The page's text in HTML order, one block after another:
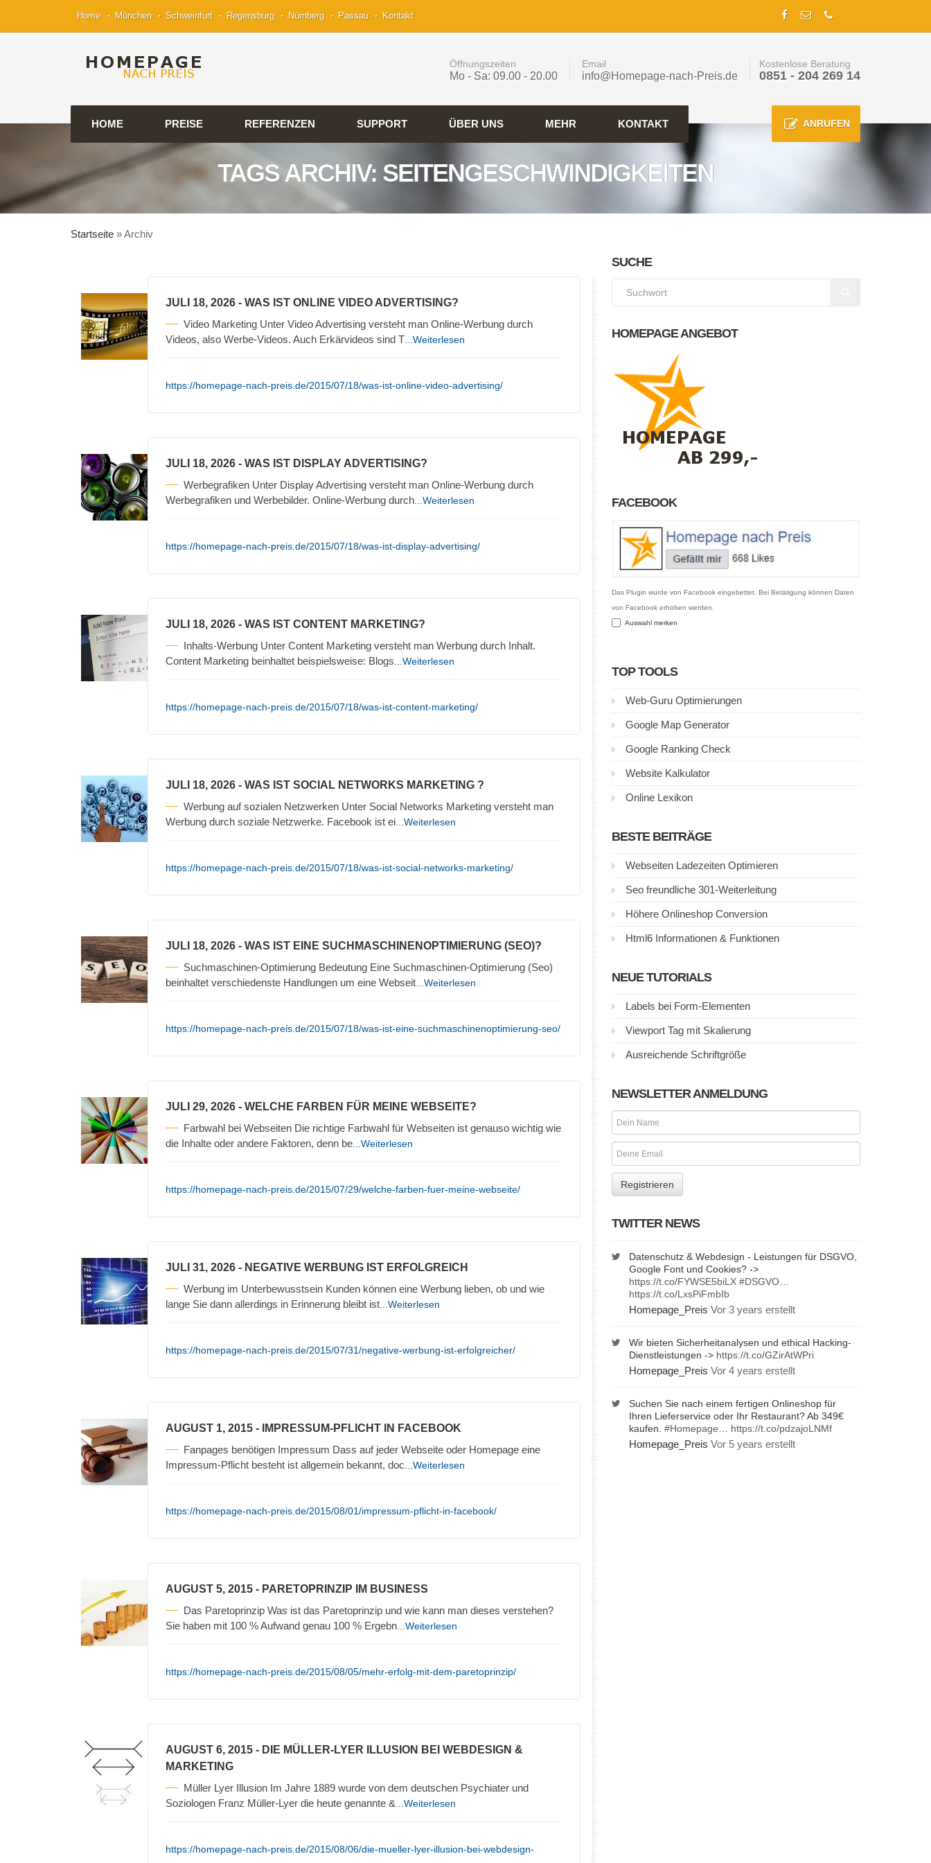
Home München Schweinfurt Regensburg Nürnberg Passau Kontakt
Öffnungszeiten
Mo - Sa: 09.00 - 20.00
Email
info@Homepage-nach-Preis.de
Kostenlose Beratung
0851 - 204 269 14
HOME PREISE REFERENZEN SUPPORT ÜBER UNS MEHR KONTAKT ANRUFEN
TAGS ARCHIV: SEITENGESCHWINDIGKEITEN
Startseite »Archiv
JULI 18, 2026 - WAS IST ONLINE VIDEO ADVERTISING?
Video Marketing Unter Video Advertising versteht man Online-Werbung durch
Videos, also Werbe-Videos. Auch Erkärvideos sind T ...Weiterlesen
https://homepage-nach-preis.de/2015/07/18/was-ist-online-video-advertising/
JULI 18, 2026 - WAS IST DISPLAY ADVERTISING?
Werbegrafiken Unter Display Advertising versteht man Online-Werbung durch
Werbegrafiken und Werbebilder. Online-Werbung durch ...Weiterlesen
https://homepage-nach-preis.de/2015/07/18/was-ist-display-advertising/
JULI 18, 2026 - WAS IST CONTENT MARKETING?
Inhalts-Werbung Unter Content Marketing versteht man Werbung durch Inhalt.
Content Marketing beinhaltet beispielsweise: Blogs ...Weiterlesen
https://homepage-nach-preis.de/2015/07/18/was-ist-content-marketing/
JULI 18, 2026 - WAS IST SOCIAL NETWORKS MARKETING ?
Werbung auf sozialen Netzwerken Unter Social Networks Marketing versteht man
Werbung durch soziale Netzwerke. Facebook ist ei ...Weiterlesen
https://homepage-nach-preis.de/2015/07/18/was-ist-social-networks-marketing/
JULI 18, 2026 - WAS IST EINE SUCHMASCHINENOPTIMIERUNG (SEO)?
Suchmaschinen-Optimierung Bedeutung Eine Suchmaschinen-Optimierung (Seo)
beinhaltet verschiedenste Handlungen um eine Webseit ...Weiterlesen
https://homepage-nach-preis.de/2015/07/18/was-ist-eine-suchmaschinenoptimierung-seo/
JULI 29, 2026 - WELCHE FARBEN FÜR MEINE WEBSEITE?
Farbwahl bei Webseiten Die richtige Farbwahl für Webseiten ist genauso wichtig wie
die Inhalte oder andere Faktoren, denn be ...Weiterlesen
https://homepage-nach-preis.de/2015/07/29/welche-farben-fuer-meine-webseite/
JULI 31, 2026 - NEGATIVE WERBUNG IST ERFOLGREICH
Werbung im Unterbewusstsein Kunden können eine Werbung lieben, ob und wie
lange Sie dann allerdings in Erinnerung bleibt ist ...Weiterlesen
https://homepage-nach-preis.de/2015/07/31/negative-werbung-ist-erfolgreicher/
AUGUST 1, 2015 - IMPRESSUM-PFLICHT IN FACEBOOK
Fanpages benötigen Impressum Dass auf jeder Webseite oder Homepage eine
Impressum-Pflicht besteht ist allgemein bekannt, doc ...Weiterlesen
https://homepage-nach-preis.de/2015/08/01/impressum-pflicht-in-facebook/
AUGUST 5, 2015 - PARETOPRINZIP IM BUSINESS
Das Paretoprinzip Was ist das Paretoprinzip und wie kann man dieses verstehen?
Sie haben mit 100 % Aufwand genau 100 % Ergebn ...Weiterlesen
https://homepage-nach-preis.de/2015/08/05/mehr-erfolg-mit-dem-paretoprinzip/
AUGUST 6, 2015 - DIE MÜLLER-LYER ILLUSION BEI WEBDESIGN &
MARKETING
Müller Lyer Illusion Im Jahre 1889 wurde von dem deutschen Psychiater und
Soziologen Franz Müller-Lyer die heute genannte & ...Weiterlesen
https://homepage-nach-preis.de/2015/08/06/die-mueller-lyer-illusion-bei-webdesign-
SUCHE
HOMEPAGE ANGEBOT
FACEBOOK
Das Plugin wurde von Facebook eingebettet. Bei Betätigung können Daten
von Facebook erhoben werden.
Auswahl merken
TOP TOOLS
Web-Guru Optimierungen
Google Map Generator
Google Ranking Check
Website Kalkulator
Online Lexikon
BESTE BEITRÄGE
Webseiten Ladezeiten Optimieren
Seo freundliche 301-Weiterleitung
Höhere Onlineshop Conversion
Html6 Informationen & Funktionen
NEUE TUTORIALS
Labels bei Form-Elementen
Viewport Tag mit Skalierung
Ausreichende Schriftgröße
NEWSLETTER ANMELDUNG
TWITTER NEWS
Datenschutz & Webdesign - Leistungen für DSGVO,
Google Font und Cookies? ->
https://t.co/FYWSE5biLX #DSGVO…
https://t.co/LxsPiFmbIb
Homepage_Preis Vor 3 years erstellt
Wir bieten Sicherheitanalysen und ethical Hacking-
Dienstleistungen -> https://t.co/GZirAtWPri
Homepage_Preis Vor 4 years erstellt
Suchen Sie nach einem fertigen Onlineshop für
Ihren Lieferservice oder Ihr Restaurant? Ab 349€
kaufen. #Homepage https://t.co/pdzajoLNMf
Homepage_Preis Vor 5 years erstellt